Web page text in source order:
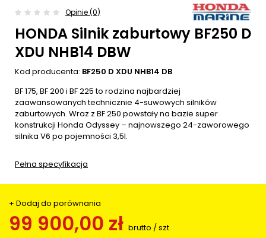
Opinie (0)
HONDA Silnik zaburtowy BF250 D
XDU NHB14 DBW
Kod producenta: BF250 D XDU NHB14 DB
BF 175, BF 200 i BF 225 to rodzina najbardziej
zaawansowanych technicznie 4-suwowych silników
zaburtowych. Wraz z BF 250 powstały na bazie super
konstrukcji Honda Odyssey – najnowszego 24-zaworowego
silnika V6 po pojemności 3,5l.
Pełna specyfikacja
+ Dodaj do porównania
99 900,00 zł brutto / szt.